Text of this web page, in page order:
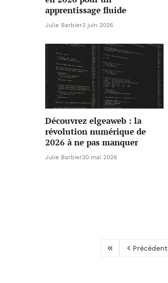
apprentissage fluide
Julie Barbier3 juin 2026
Découvrez elgeaweb : la
révolution numérique de
2026 à ne pas manquer
Julie Barbier30 mai 2026
Précédent